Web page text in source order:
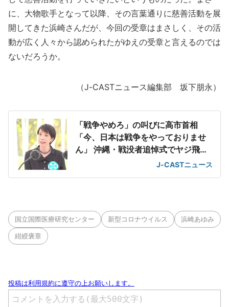
に、大物歌手となって以降、その言葉通りに慈善活動を展
開してきた浜崎さんだが、今回の受章はまさしく、その活
動が広く人々から認められたがゆえの受章と言えるのでは
ないだろうか。
（J-CASTニュース編集部 坂下朋永）
「戦争やめろ」の叫びに高市首相
「今、日本は戦争をやっておりませ
ん」 沖縄・戦没者追悼式でヤジ飛び
J-CASTニュース
国立国際医療研究センター 新型コロナウイルス 浜崎あゆみ
紺綬褒章